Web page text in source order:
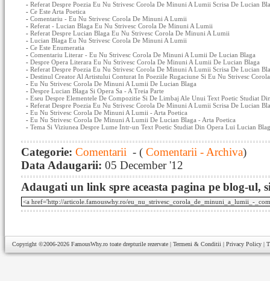
- Referat Despre Poezia Eu Nu Strivesc Corola De Minuni A Lumii Scrisa De Lucian
- Ce Este Arta Poetica
- Comentariu - Eu Nu Strivesc Corola De Minuni A Lumii
- Referat - Lucian Blaga Eu Nu Strivesc Corola De Minuni A Lumii
- Referat Despre Lucian Blaga Eu Nu Strivesc Corola De Minuni A Lumii
- Lucian Blaga Eu Nu Strivesc Corola De Minuni A Lumii
- Ce Este Enumeratia
- Comentariu Literar - Eu Nu Strivesc Corola De Minuni A Lumii De Lucian Blaga
- Despre Opera Literara Eu Nu Strivesc Corola De Minuni A Lumii De Lucian Blaga
- Referat Despre Poezia Eu Nu Strivesc Corola De Minuni A Lumii Scrisa De Lucian
- Destinul Creator Al Artistului Conturat In Poeziile Rugaciune Si Eu Nu Strivesc
- Eu Nu Strivesc Corola De Minuni A Lumii De Lucian Blaga
- Despre Lucian Blaga Si Opera Sa - A Treia Parte
- Eseu Despre Elementele De Compozitie Si De Limbaj Ale Unui Text Poetic Studiat
- Referat Despre Poezia Eu Nu Strivesc Corola De Minuni A Lumii Scrisa De Lucian
- Eu Nu Strivesc Corola De Minuni A Lumii - Arta Poetica
- Eu Nu Strivesc Corola De Minuni A Lumii De Lucian Blaga - Arta Poetica
- Tema Si Viziunea Despre Lume Intr-un Text Poetic Studiat Din Opera Lui Lucian
Categorie: Comentarii - ( Comentarii - Archiva)
Data Adaugarii: 05 December '12
Adaugati un link spre aceasta pagina pe blog-ul,
Copyright ©2006-2026 FamousWhy.ro toate drepturile rezervate | Termeni & Conditii | Privacy Policy |